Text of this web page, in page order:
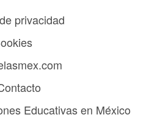
privacidad
Educativas en México